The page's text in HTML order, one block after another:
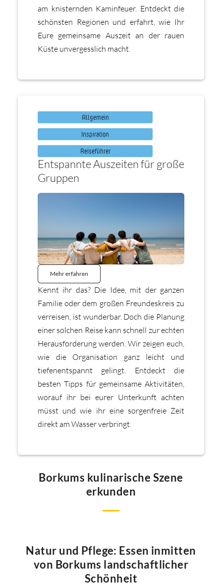
Borkums kulinarische Szene
erkunden
Natur und Pflege: Essen inmitten
von Borkums landschaftlicher
Schönheit
am knisternden Kaminfeuer. Entdeckt die
schönsten Regionen und erfahrt, wie Ihr
Eure gemeinsame Auszeit an der rauen
Küste unvergesslich macht.
Allgemein
Inspiration
Reiseführer
Entspannte Auszeiten für große
Gruppen
Kennt ihr das? Die Idee, mit der ganzen
Familie oder dem großen Freundeskreis zu
verreisen, ist wunderbar. Doch die Planung
einer solchen Reise kann schnell zur echten
Herausforderung werden. Wir zeigen euch,
wie die Organisation ganz leicht und
tiefenentspannt gelingt. Entdeckt die
besten Tipps für gemeinsame Aktivitäten,
worauf ihr bei eurer Unterkunft achten
müsst und wie ihr eine sorgenfreie Zeit
direkt am Wasser verbringt.
Mehr erfahren